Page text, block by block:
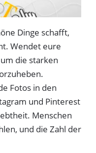
Dinge schafft,
Wendet eure
die starken
Fotos in den
und Pinterest
Menschen
und die Zahl der